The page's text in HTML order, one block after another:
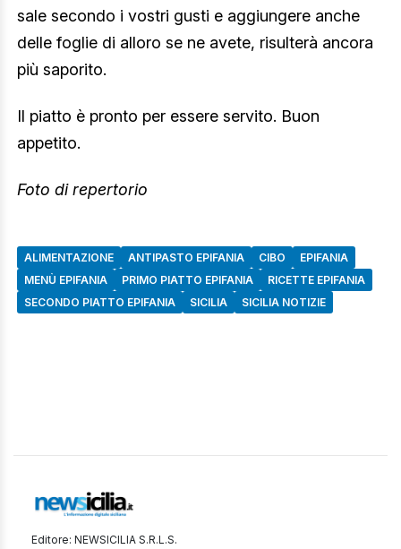
sale secondo i vostri gusti e aggiungere anche
delle foglie di alloro se ne avete, risulterà ancora
più saporito.
Il piatto è pronto per essere servito. Buon
appetito.
Foto di repertorio
ALIMENTAZIONE ANTIPASTO EPIFANIA CIBO
EPIFANIA
MENÙ EPIFANIA
PRIMO PIATTO EPIFANIA
RICETTE EPIFANIA
SECONDO PIATTO EPIFANIA
SICILIA SICILIA NOTIZIE
Editore: NEWSICILIA S.R.L.S.